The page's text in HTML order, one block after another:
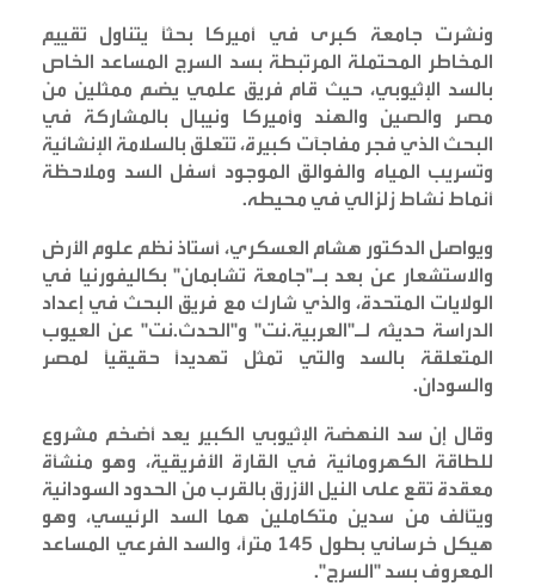
ونشرت جامعة كبرى في أميركا بحثاً يتناول تقييم
المخاطر المحتملة المرتبطة بسد السرج المساعد الخاص
بالسد الإثيوبي، حيث قام فريق علمي يضم ممثلين من
مصر والصين والهند وأميركا ونيبال بالمشاركة في
البحث الذي فجر مفاجآت كبيرة، تتعلق بالسلامة الإنشائية
وتسريب المياه والفوالق الموجود أسفل السد وملاحظة
أنماط نشاط زلزالي في محيطه.
ويواصل الدكتور هشام العسكري، أستاذ نظم علوم الأرض
والاستشعار عن بعد بـ"جامعة تشابمان" بكاليفورنيا في
الولايات المتحدة، والذي شارك مع فريق البحث في إعداد
الدراسة حديثه لـ"العربية.نت" و"الحدث.نت" عن العيوب
المتعلقة بالسد والتي تمثل تهديداً حقيقياً لمصر
والسودان.
وقال إن سد النهضة الإثيوبي الكبير يعد أضخم مشروع
للطاقة الكهرومائية في القارة الأفريقية، وهو منشأة
معقدة تقع على النيل الأزرق بالقرب من الحدود السودانية
ويتألف من سدين متكاملين هما السد الرئيسي، وهو
هيكل خرساني بطول 145 متراً، والسد الفرعي المساعد
المعروف بسد "السرج".